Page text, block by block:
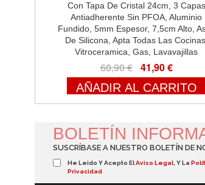
Con Tapa De Cristal 24cm, 3 Capas
Antiadherente Sin PFOA, Aluminio
Fundido, 5mm Espesor, 7,5cm Alto,
De Silicona, Apta Todas Las Cocinas,
Vitroceramica, Gas, Lavavajillas
60,90 € 41,90 €
AÑADIR AL CARRITO
BOLETÍN
SUSCRÍBASE A NUESTRO BOLETÍN DE
He Leido Y Acepto ElAviso Legal , Y La
Privacidad